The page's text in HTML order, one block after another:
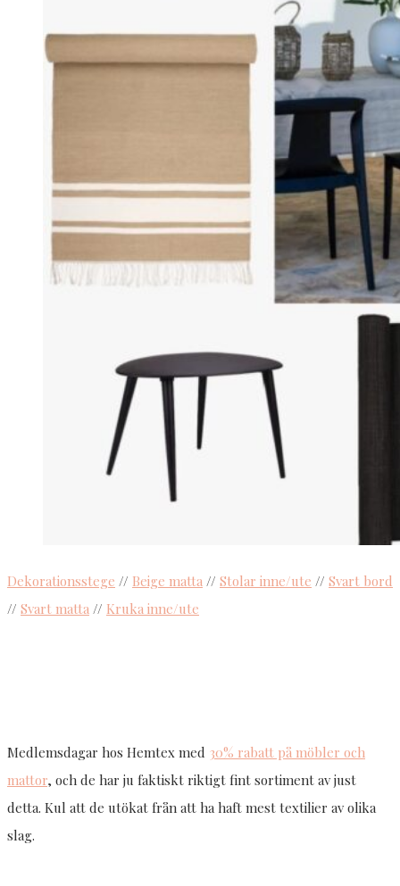
Dekorationsstege // Beige matta // Stolar inne/ute // Svart bord
// Svart matta // Kruka inne/ute
Medlemsdagar hos Hemtex med 30% rabatt på möbler och
mattor, och de har ju faktiskt riktigt fint sortiment av just
detta. Kul att de utökat från att ha haft mest textilier av olika
slag.